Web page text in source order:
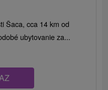
Šaca, cca 14 km od
ubytovanie za...